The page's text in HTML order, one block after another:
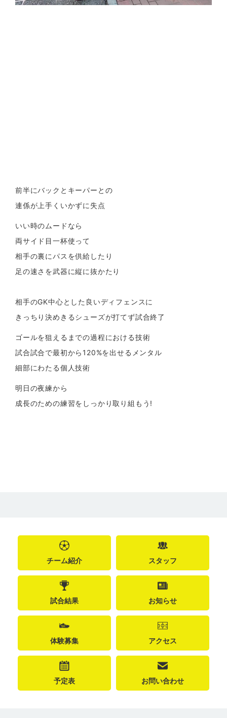
前半にバックとキーパーとの
連係が上手くいかずに失点
いい時のムードなら
両サイド目一杯使って
相手の裏にパスを供給したり
足の速さを武器に縦に抜かたり
相手のGK中心とした良いディフェンスに
きっちり決めきるシューズが打てず試合終了
ゴールを狙えるまでの過程における技術
試合試合で最初から120%を出せるメンタル
細部にわたる個人技術
明日の夜練から
成長のための練習をしっかり取り組もう!
チーム紹介 スタッフ
試合結果 お知らせ
体験募集 アクセス
予定表 お問い合わせ